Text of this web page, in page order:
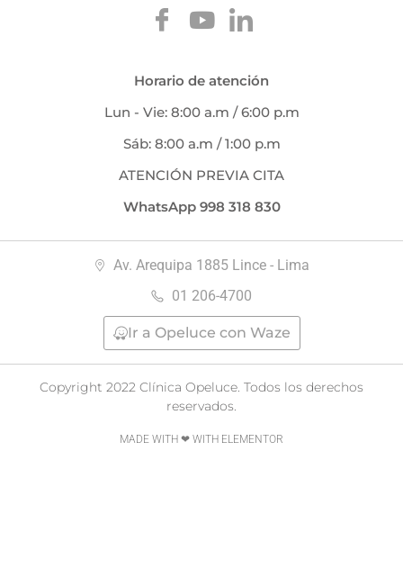
Horario de atención
Lun - Vie: 8:00 a.m / 6:00 p.m
Sáb: 8:00 a.m / 1:00 p.m
ATENCIÓN PREVIA CITA
WhatsApp 998 318 830
Av. Arequipa 1885 Lince - Lima
01 206-4700
Ir a Opeluce con Waze
Copyright 2022 Clínica Opeluce. Todos los derechos
reservados.
MADE WITH ❤ WITH ELEMENTOR​